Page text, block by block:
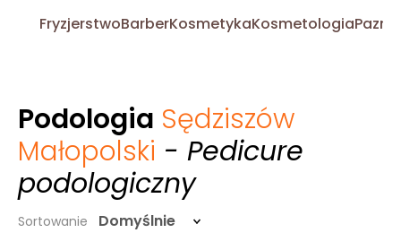
FryzjerstwoBarberKosmetykaKosmetologia
Podologia Sędziszów
Małopolski - Pedicure
podologiczny
Sortowanie Domyślnie